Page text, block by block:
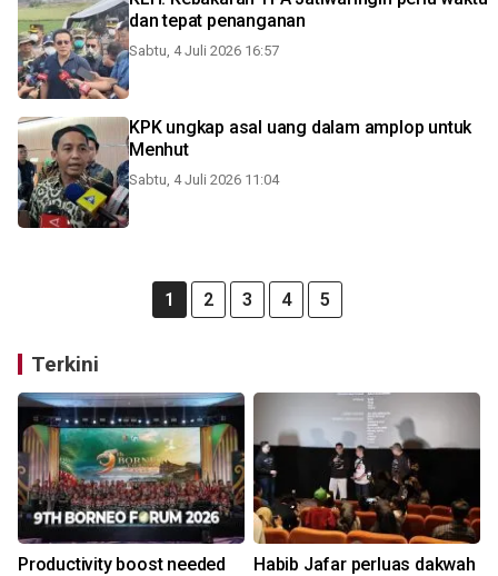
dan tepat penanganan
Sabtu, 4 Juli 2026 16:57
KPK ungkap asal uang dalam amplop untuk
Menhut
Sabtu, 4 Juli 2026 11:04
1 2 3 4 5
Terkini
Productivity boost needed
Habib Jafar perluas dakwah